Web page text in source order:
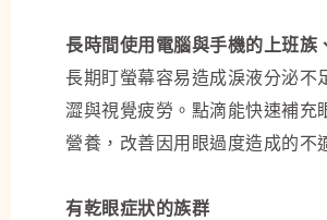
長時間使用電腦與手機的上班族
長期盯螢幕容易造成淚液分泌不
澀與視覺疲勞。點滴能快速補充
營養，改善因用眼過度造成的不
有乾眼症狀的族群